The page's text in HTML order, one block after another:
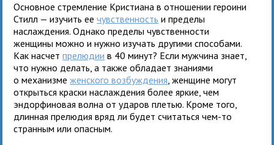
Основное стремление Кристиана в отношении героини
Стилл — изучить еечувственность и пределы
наслаждения. Однако пределы чувственности
женщины можно и нужно изучать другими способами.
Как насчетпрелюдии в 40 минут? Если мужчина знает,
что нужно делать, а также обладает знаниями
о механизмеженского возбуждения , женщине могут
открыться краски наслаждения более яркие, чем
эндорфиновая волна от ударов плетью. Кроме того,
длинная прелюдия вряд ли будет считаться чем-то
странным или опасным.